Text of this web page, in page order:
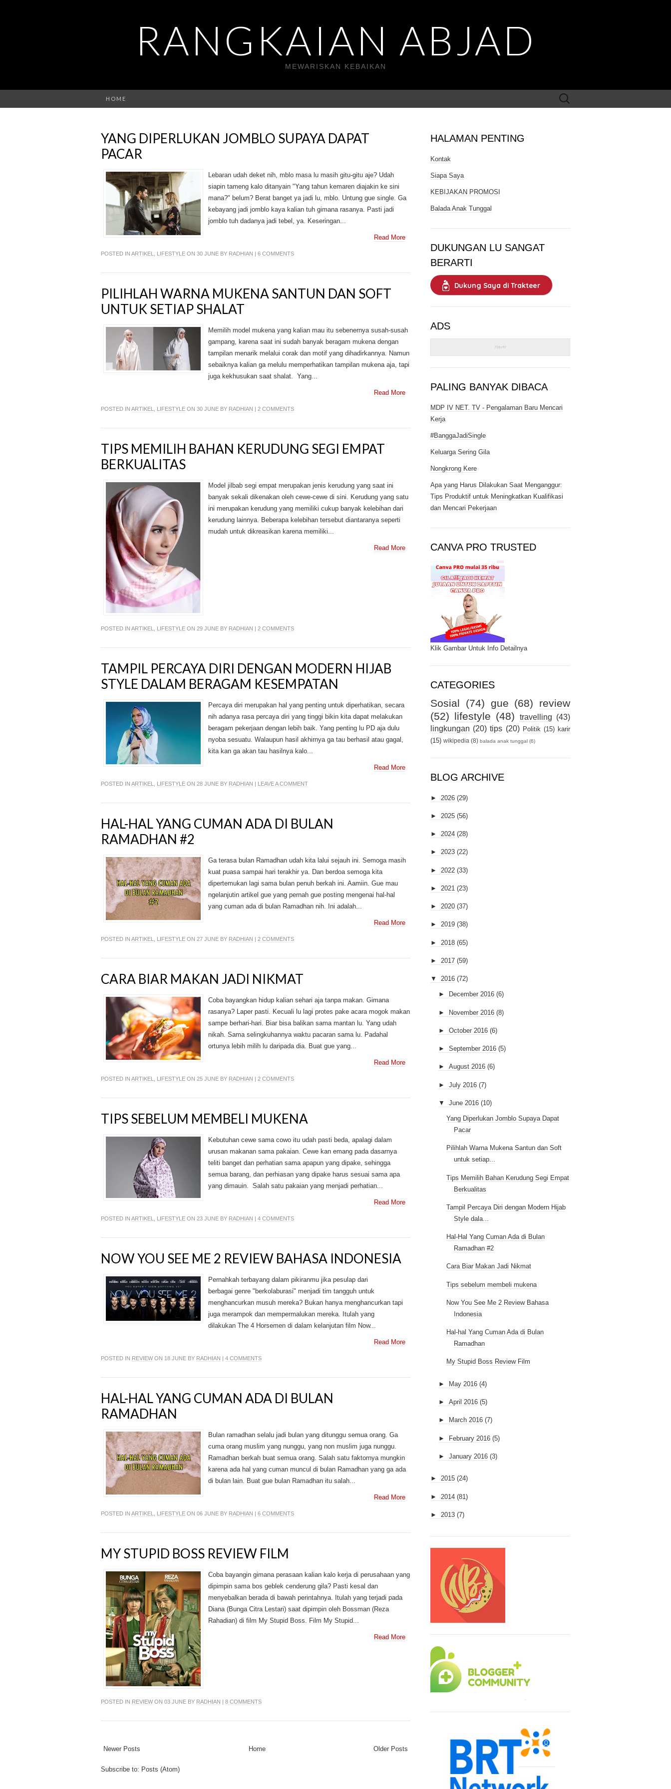
RANGKAIAN ABJAD
MEWARISKAN KEBAIKAN
HOME
Search
for:
YANG DIPERLUKAN JOMBLO SUPAYA DAPAT
PACAR
Lebaran udah deket nih, mblo masa lu masih gitu-gitu aje? Udah
siapin tameng kalo ditanyain "Yang tahun kemaren diajakin ke sini
mana?" belum? Berat banget ya jadi lu, mblo. Untung gue single. Ga
kebayang jadi jomblo kaya kalian tuh gimana rasanya. Pasti jadi
jomblo tuh dadanya jadi tebel, ya. Keseringan...
Read More
POSTED IN ARTIKEL LIFESTYLE ON 30 JUNE BY RADHIAN | 6 COMMENTS
PILIHLAH WARNA MUKENA SANTUN DAN SOFT
UNTUK SETIAP SHALAT
Memilih model mukena yang kalian mau itu sebenernya susah-susah
gampang, karena saat ini sudah banyak beragam mukena dengan
tampilan menarik melalui corak dan motif yang dihadirkannya. Namun
sebaiknya kalian ga melulu memperhatikan tampilan mukena aja, tapi
juga kekhusukan saat shalat. Yang...
Read More
POSTED IN ARTIKEL LIFESTYLE ON 30 JUNE BY RADHIAN | 2 COMMENTS
TIPS MEMILIH BAHAN KERUDUNG SEGI EMPAT
BERKUALITAS
Model jilbab segi empat merupakan jenis kerudung yang saat ini
banyak sekali dikenakan oleh cewe-cewe di sini. Kerudung yang satu
ini merupakan kerudung yang memiliki cukup banyak kelebihan dari
kerudung lainnya. Beberapa kelebihan tersebut diantaranya seperti
mudah untuk dikreasikan karena memiliki...
Read More
POSTED IN ARTIKEL LIFESTYLE ON 29 JUNE BY RADHIAN | 2 COMMENTS
TAMPIL PERCAYA DIRI DENGAN MODERN HIJAB
STYLE DALAM BERAGAM KESEMPATAN
Percaya diri merupakan hal yang penting untuk diperhatikan, secara
nih adanya rasa percaya diri yang tinggi bikin kita dapat melakukan
beragam pekerjaan dengan lebih baik. Yang penting lu PD aja dulu
nyoba sesuatu. Walaupun hasil akhirnya ga tau berhasil atau gagal,
kita kan ga akan tau hasilnya kalo...
Read More
POSTED IN ARTIKEL LIFESTYLE ON 28 JUNE BY RADHIAN | LEAVE A COMMENT
HAL-HAL YANG CUMAN ADA DI BULAN
RAMADHAN #2
Ga terasa bulan Ramadhan udah kita lalui sejauh ini. Semoga masih
kuat puasa sampai hari terakhir ya. Dan berdoa semoga kita
dipertemukan lagi sama bulan penuh berkah ini. Aamiin. Gue mau
ngelanjutin artikel gue yang pernah gue posting mengenai hal-hal
yang cuman ada di bulan Ramadhan nih. Ini adalah...
Read More
POSTED IN ARTIKEL LIFESTYLE ON 27 JUNE BY RADHIAN | 2 COMMENTS
CARA BIAR MAKAN JADI NIKMAT
Coba bayangkan hidup kalian sehari aja tanpa makan. Gimana
rasanya? Laper pasti. Kecuali lu lagi protes pake acara mogok makan
sampe berhari-hari. Biar bisa balikan sama mantan lu. Yang udah
nikah. Sama selingkuhannya waktu pacaran sama lu. Padahal
ortunya lebih milih lu daripada dia. Buat gue yang...
Read More
POSTED IN ARTIKEL LIFESTYLE ON 25 JUNE BY RADHIAN | 2 COMMENTS
TIPS SEBELUM MEMBELI MUKENA
Kebutuhan cewe sama cowo itu udah pasti beda, apalagi dalam
urusan makanan sama pakaian. Cewe kan emang pada dasarnya
teliti banget dan perhatian sama apapun yang dipake, sehingga
semua barang, dan perhiasan yang dipake harus sesuai sama apa
yang dimauin. Salah satu pakaian yang menjadi perhatian...
Read More
POSTED IN ARTIKEL LIFESTYLE ON 23 JUNE BY RADHIAN | 4 COMMENTS
NOW YOU SEE ME 2 REVIEW BAHASA INDONESIA
Pernahkah terbayang dalam pikiranmu jika pesulap dari
berbagai genre "berkolaburasi" menjadi tim tangguh untuk
menghancurkan musuh mereka? Bukan hanya menghancurkan tapi
juga merampok dan mempermalukan mereka. Itulah yang
dilakukan The 4 Horsemen di dalam kelanjutan film Now...
Read More
POSTED IN REVIEW ON 18 JUNE BY RADHIAN | 4 COMMENTS
HAL-HAL YANG CUMAN ADA DI BULAN
RAMADHAN
Bulan ramadhan selalu jadi bulan yang ditunggu semua orang. Ga
cuma orang muslim yang nunggu, yang non muslim juga nunggu.
Ramadhan berkah buat semua orang. Salah satu faktornya mungkin
karena ada hal yang cuman muncul di bulan Ramadhan yang ga ada
di bulan lain. Buat gue bulan Ramadhan itu salah...
Read More
POSTED IN ARTIKEL LIFESTYLE ON 06 JUNE BY RADHIAN | 6 COMMENTS
MY STUPID BOSS REVIEW FILM
Coba bayangin gimana perasaan kalian kalo kerja di perusahaan yang
dipimpin sama bos geblek cenderung gila? Pasti kesal dan
menyebalkan berada di bawah perintahnya. Itulah yang terjadi pada
Diana (Bunga Citra Lestari) saat dipimpin oleh Bossman (Reza
Rahadian) di film My Stupid Boss. Film My Stupid...
Read More
POSTED IN REVIEW ON 03 JUNE BY RADHIAN 8 COMMENTS
Newer Posts Older Posts
Home
Subscribe to: Posts (Atom)
HALAMAN PENTING
Kontak
Siapa Saya
KEBIJAKAN PROMOSI
Balada Anak Tunggal
DUKUNGAN LU SANGAT
BERARTI
Dukung Saya di Trakteer
ADS
PALING BANYAK DIBACA
MDP IV NET. TV - Pengalaman Baru Mencari
Kerja
#BanggaJadiSingle
Keluarga Sering Gila
Nongkrong Kere
Apa yang Harus Dilakukan Saat Menganggur:
Tips Produktif untuk Meningkatkan Kualifikasi
dan Mencari Pekerjaan
CANVA PRO TRUSTED
Klik Gambar Untuk Info Detailnya
CATEGORIES
Sosial (74) gue (68)
review
(52) lifestyle (48) travelling (43)
lingkungan (20) tips (20) Politik (15) karir
(15) wikipedia (8) balada anak tunggal (6)
BLOG ARCHIVE
► 2026 (29)
► 2025 (56)
► 2024 (28)
► 2023 (22)
► 2022 (33)
► 2021 (23)
► 2020 (37)
► 2019 (38)
► 2018 (65)
► 2017 (59)
▼ 2016 (72)
► December 2016 (6)
► November 2016 (8)
► October 2016 (6)
► September 2016 (5)
► August 2016 (6)
► July 2016 (7)
▼ June 2016 (10)
Yang Diperlukan Jomblo Supaya Dapat
Pacar
Pilihlah Warna Mukena Santun dan Soft
untuk setiap...
Tips Memilih Bahan Kerudung Segi Empat
Berkualitas
Tampil Percaya Diri dengan Modern Hijab
Style dala...
Hal-Hal Yang Cuman Ada di Bulan
Ramadhan #2
Cara Biar Makan Jadi Nikmat
Tips sebelum membeli mukena
Now You See Me 2 Review Bahasa
Indonesia
Hal-hal Yang Cuman Ada di Bulan
Ramadhan
My Stupid Boss Review Film
► May 2016 (4)
► April 2016 (5)
► March 2016 (7)
► February 2016 (5)
► January 2016 (3)
► 2015 (24)
► 2014 (81)
► 2013 (7)